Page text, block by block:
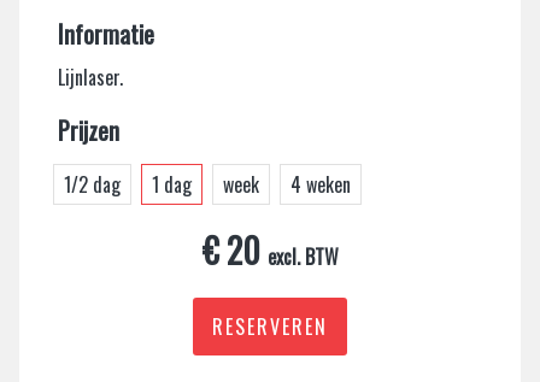
Informatie
Lijnlaser.
Prijzen
1/2 dag 1 dag week 4 weken
€ 20 excl. BTW
RESERVEREN